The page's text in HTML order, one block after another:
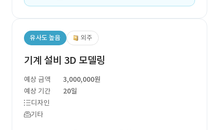
유사도 높음 외주
기계 설비 3D 모델링
예상 금액
3,000,000원
예상 기간
20일
디자인
기타